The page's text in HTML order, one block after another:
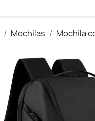
Mochilas Mochila